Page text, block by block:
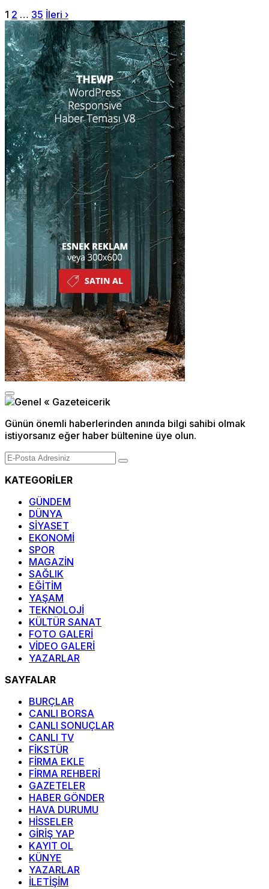
1 2 … 35 İleri ›
Günün önemli haberlerinden anında bilgi sahibi olmak
istiyorsanız eğer haber bültenine üye olun.
KATEGORİLER
GÜNDEM
DÜNYA
SİYASET
EKONOMİ
SPOR
MAGAZİN
SAĞLIK
EĞİTİM
YAŞAM
TEKNOLOJİ
KÜLTÜR SANAT
FOTO GALERİ
VİDEO GALERİ
YAZARLAR
SAYFALAR
BURÇLAR
CANLI BORSA
CANLI SONUÇLAR
CANLI TV
FİKSTÜR
FİRMA EKLE
FİRMA REHBERİ
GAZETELER
HABER GÖNDER
HAVA DURUMU
HİSSELER
GİRİŞ YAP
KAYIT OL
KÜNYE
YAZARLAR
İLETİŞİM